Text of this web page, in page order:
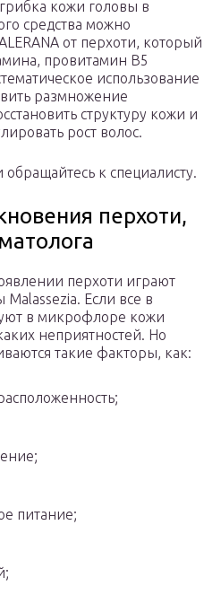
кожи головы в
средства можно
от перхоти, который
провитамин В5
использование
размножение
структуру кожи и
рост волос.
к специалисту.
перхоти,
перхоти играют
Если все в
в микрофлоре кожи
неприятностей. Но
такие факторы, как:
питание;